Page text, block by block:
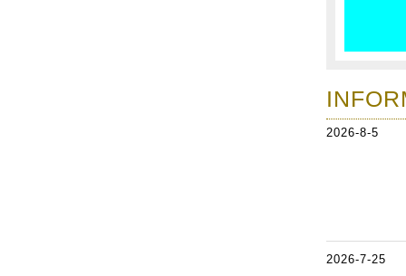
2026-8-5
2026-7-25